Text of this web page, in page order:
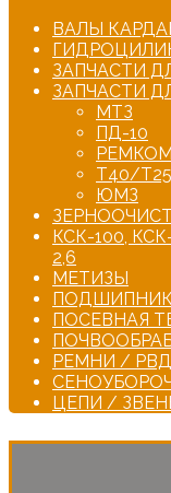
ВАЛЫ
ЗАПЧАСТИ
ЗАПЧАСТИ
МТЗ
ПД-10
Т40/
ЮМЗ
КСК-100,
2,6
МЕТИЗЫ
ПОСЕВНАЯ
РЕМНИ / РВД
ЦЕПИ /